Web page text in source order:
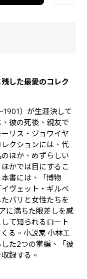
した最愛のコレク
1901）が生涯決して
彼の死後、親友で
リス・ジョワイヤ
クションには、代
ほか、めずらしい
かでは目にするこ
書には、「博物
ヴェット・ギルベ
パリと女性たちを
に満ちた眼差しを感
て知られるロート
る。小説家 小林エ
た2つの掌編、「彼
録する。